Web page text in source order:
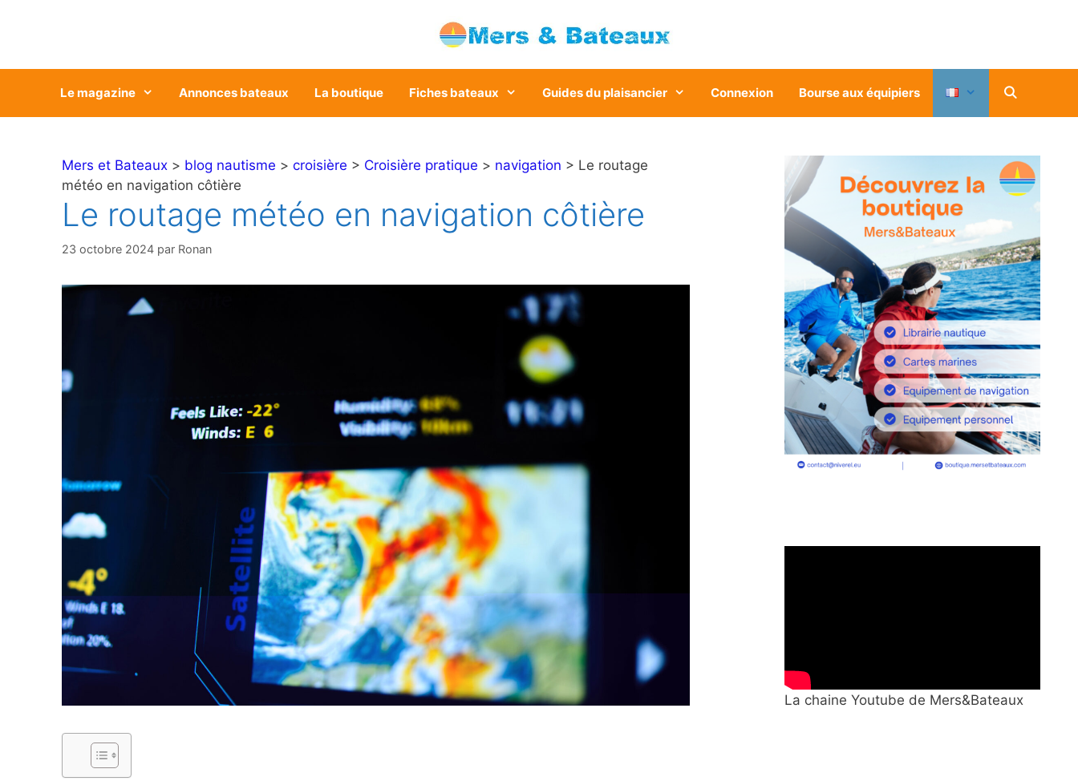
Le magazine Annonces bateaux La boutique Fiches bateaux Guides du plaisancier Connexion Bourse aux équipiers
Mers et Bateaux > blog nautisme > croisière > Croisière pratique > navigation > Le routage
météo en navigation côtière
Le routage météo en navigation côtière
23 octobre 2024 par Ronan
La chaine Youtube de Mers&Bateaux